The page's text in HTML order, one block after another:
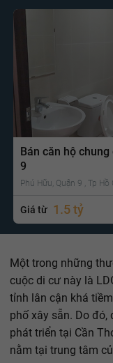
Bán căn hộ
9
Phú Hữu, Quận 9 , Tp
Giá từ 1.5 tỷ
Một trong những
cuộc di cư này là
tỉnh lân cận khá
phố xây sẵn. Do
phát triển tại Cần
nằm tại trung tâm